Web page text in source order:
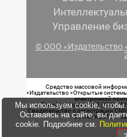
Управление
© ООО «Издательство
Средство массовой
«Издательство «Открытые
электронной
Телефон редакции: 7 (499)
Свидетельство о регистрации
05 июня 2015 г.
Мы используем cookie, чтобы
Оставаясь на сайте, вы
cookie. Подробнее см.